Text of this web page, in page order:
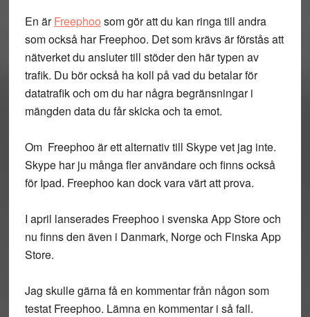
En ärFreephoo som gör att du kan ringa till andra
som också har Freephoo. Det som krävs är förstås att
nätverket du ansluter till stöder den här typen av
trafik. Du bör också ha koll på vad du betalar för
datatrafik och om du har några begränsningar i
mängden data du får skicka och ta emot.
Om Freephoo är ett alternativ till Skype vet jag inte.
Skype har ju många fler användare och finns också
för Ipad. Freephoo kan dock vara värt att prova.
I april lanserades Freephoo i svenska App Store och
nu finns den även i Danmark, Norge och Finska App
Store.
Jag skulle gärna få en kommentar från någon som
testat Freephoo. Lämna en kommentar i så fall.